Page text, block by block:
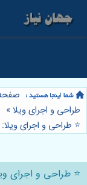
طراحی و اجرای ویلا»
⭐️ طراحی و اجرای
⭐️ طراحی و اجرای